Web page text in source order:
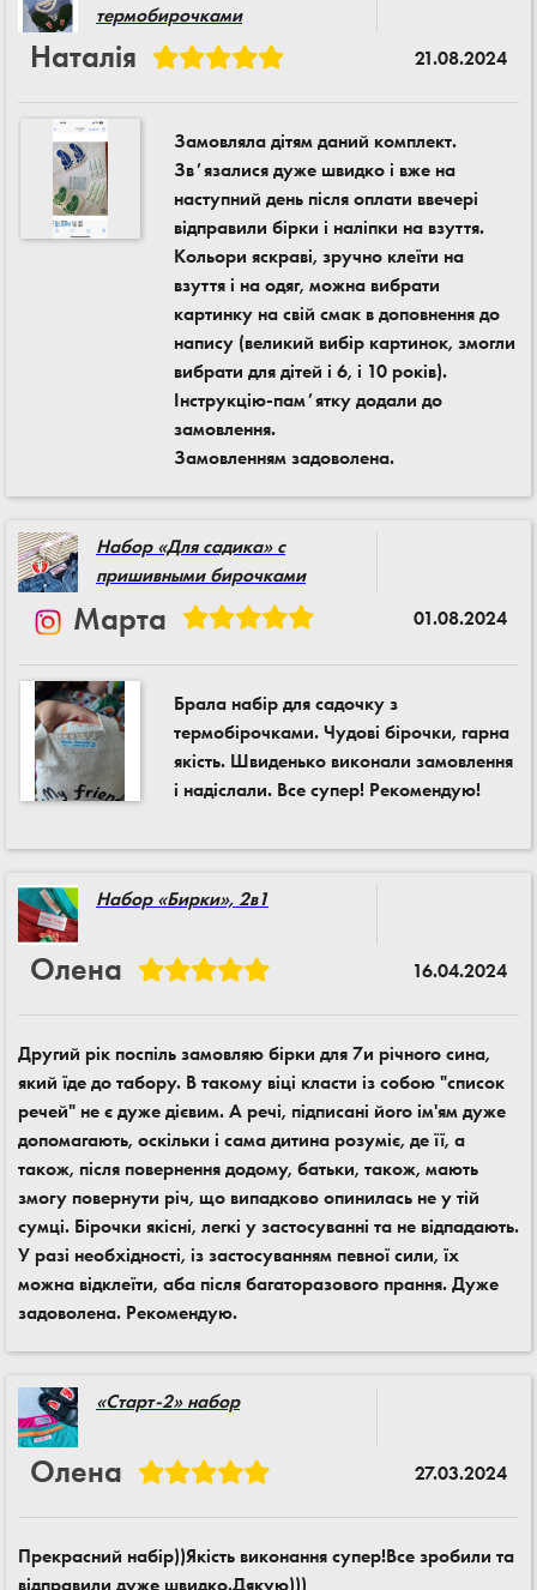
термобирочками
Наталія 21.08.2024
Замовляла дітям даний комплект.
Звʼязалися дуже швидко і вже на
наступний день після оплати ввечері
відправили бірки і наліпки на взуття.
Кольори яскраві, зручно клеїти на
взуття і на одяг, можна вибрати
картинку на свій смак в доповнення до
напису (великий вибір картинок, змогли
вибрати для дітей і 6, і 10 років).
Інструкцію-памʼятку додали до
замовлення.
Замовленням задоволена.
Набор «Для садика» с
пришивными бирочками
Марта 01.08.2024
Брала набір для садочку з
термобірочками. Чудові бірочки, гарна
якість. Швиденько виконали замовлення
і надіслали. Все супер! Рекомендую!
Набор «Бирки», 2в1
Олена 16.04.2024
Другий рік поспіль замовляю бірки для 7и річного сина,
який їде до табору. В такому віці класти із собою "список
речей" не є дуже дієвим. А речі, підписані його ім'ям дуже
допомагають, оскільки і сама дитина розуміє, де її, а
також, після повернення додому, батьки, також, мають
змогу повернути річ, що випадково опинилась не у тій
сумці. Бірочки якісні, легкі у застосуванні та не відпадають.
У разі необхідності, із застосуванням певної сили, їх
можна відклеїти, аба після багаторазового прання. Дуже
задоволена. Рекомендую.
«Старт-2» набор
Олена 27.03.2024
Прекрасний набір))Якість виконання супер!Все зробили та
відправили дуже швидко.Дякую)))